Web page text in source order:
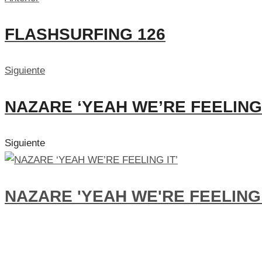
FLASHSURFING 126
Siguiente
NAZARE ‘YEAH WE’RE FEELING
Siguiente
NAZARE 'YEAH WE'RE